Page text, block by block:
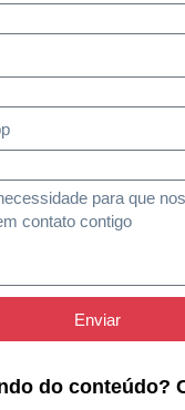
Enviar
do conteúdo?